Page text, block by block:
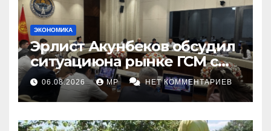
ЭКОНОМИКА
Эрлист Акунбеков обсудил
ситуациюна рынке ГСМ с
топливными компаниями
06.08.2026 MP НЕТ КОММЕНТАРИЕВ